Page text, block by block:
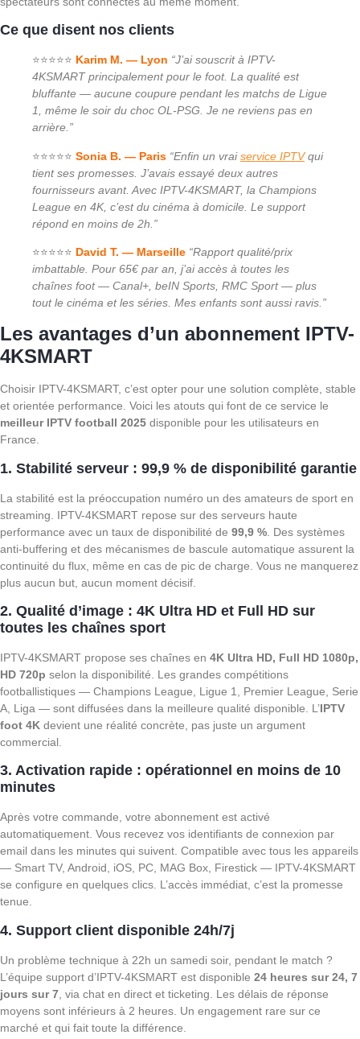
Ce que disent nos clients
⭐⭐⭐⭐⭐ Karim M. — Lyon “J’ai souscrit à IPTV-
4KSMART principalement pour le foot. La qualité est
bluffante — aucune coupure pendant les matchs de Ligue
1, même le soir du choc OL-PSG. Je ne reviens pas en
arrière.”
⭐⭐⭐⭐⭐ Sonia B. — Paris “Enfin un vraiservice IPTVqui
tient ses promesses. J’avais essayé deux autres
fournisseurs avant. Avec IPTV-4KSMART, la Champions
League en 4K, c’est du cinéma à domicile. Le support
répond en moins de 2h.”
⭐⭐⭐⭐⭐ David T. — Marseille “Rapport qualité/prix
imbattable. Pour 65€ par an, j’ai accès à toutes les
chaînes foot — Canal+, beIN Sports, RMC Sport — plus
tout le cinéma et les séries. Mes enfants sont aussi ravis.”
Les avantages d’un abonnement IPTV-
4KSMART
Choisir IPTV-4KSMART, c’est opter pour une solution complète, stable
et orientée performance. Voici les atouts qui font de ce service le
meilleur IPTV football 2025 disponible pour les utilisateurs en
France.
1. Stabilité serveur : 99,9 % de disponibilité garantie
La stabilité est la préoccupation numéro un des amateurs de sport en
streaming. IPTV-4KSMART repose sur des serveurs haute
performance avec un taux de disponibilité de 99,9 % . Des systèmes
anti-buffering et des mécanismes de bascule automatique assurent la
continuité du flux, même en cas de pic de charge. Vous ne manquerez
plus aucun but, aucun moment décisif.
2. Qualité d’image : 4K Ultra HD et Full HD sur
toutes les chaînes sport
IPTV-4KSMART propose ses chaînes en 4K Ultra HD, Full HD 1080p,
HD 720p selon la disponibilité. Les grandes compétitions
footballistiques — Champions League, Ligue 1, Premier League, Serie
A, Liga — sont diffusées dans la meilleure qualité disponible. L’IPTV
foot 4K devient une réalité concrète, pas juste un argument
commercial.
3. Activation rapide : opérationnel en moins de 10
minutes
Après votre commande, votre abonnement est activé
automatiquement. Vous recevez vos identifiants de connexion par
email dans les minutes qui suivent. Compatible avec tous les appareils
— Smart TV, Android, iOS, PC, MAG Box, Firestick — IPTV-4KSMART
se configure en quelques clics. L’accès immédiat, c’est la promesse
tenue.
4. Support client disponible 24h/7j
Un problème technique à 22h un samedi soir, pendant le match ?
L’équipe support d’IPTV-4KSMART est disponible 24 heures sur 24, 7
jours sur 7 , via chat en direct et ticketing. Les délais de réponse
moyens sont inférieurs à 2 heures. Un engagement rare sur ce
marché et qui fait toute la différence.